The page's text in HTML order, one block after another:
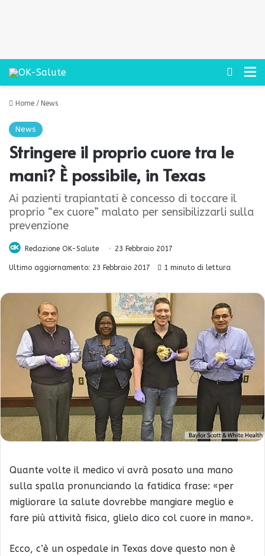
Cerca
Home / News
News
Stringere il proprio cuore tra le
mani? È possibile, in Texas
Ai pazienti trapiantati è concesso di toccare il
proprio “ex cuore” malato per sensibilizzarli sulla
prevenzione
Redazione OK-Salute 23 Febbraio 2017
Ultimo aggiornamento: 23 Febbraio 2017 1 minuto di lettura
Quante volte il medico vi avrà posato una mano
sulla spalla pronunciando la fatidica frase: «per
migliorare la salute dovrebbe mangiare meglio e
fare più attività fisica, glielo dico col cuore in mano».
Ecco, c’è un ospedale in Texas dove questo non è